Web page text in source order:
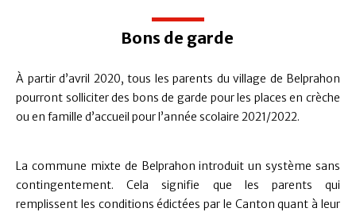
Bons de garde
À partir d’avril 2020, tous les parents du village de Belprahon
pourront solliciter des bons de garde pour les places en crèche
ou en famille d’accueil pour l’année scolaire 2021/2022.
La commune mixte de Belprahon introduit un système sans
contingentement. Cela signifie que les parents qui
remplissent les conditions édictées par le Canton quant à leur